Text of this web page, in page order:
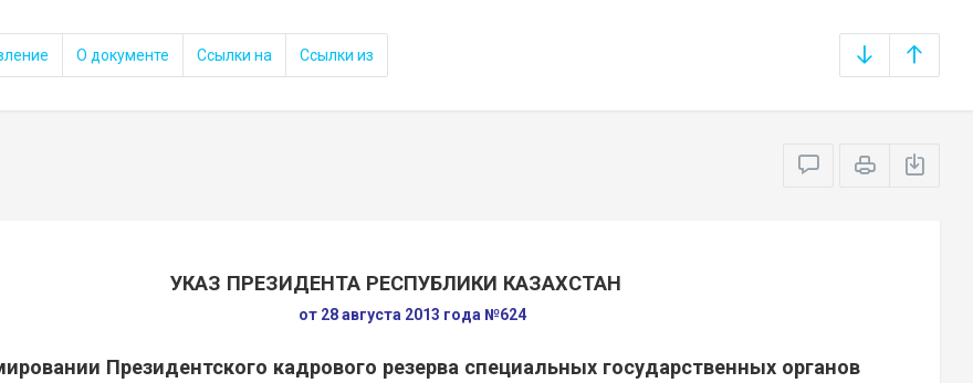
О документе Ссылки на Ссылки из
УКАЗ ПРЕЗИДЕНТА РЕСПУБЛИКИ КАЗАХСТАН
от 28 августа 2013 года №624
Президентского кадрового резерва специальных государственных органов